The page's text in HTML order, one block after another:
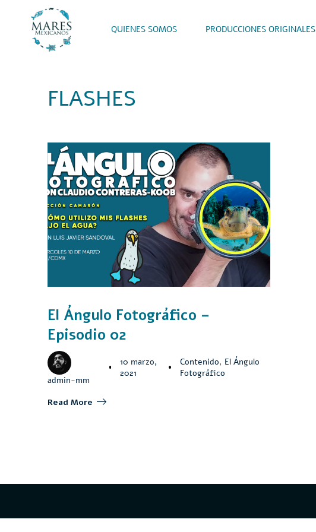
QUIENES SOMOS PRODUCCIONES ORIGINALES
FLASHES
El Ángulo Fotográfico –
Episodio 02
admin-mm
10 marzo,
2021
Contenido, El Ángulo
Fotográfico
Read More